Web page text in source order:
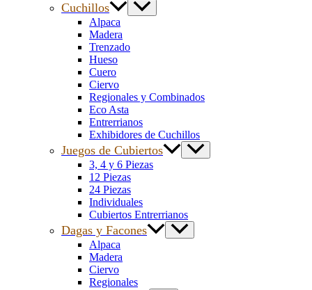
Cuchillos
Alpaca
Madera
Trenzado
Hueso
Cuero
Ciervo
Regionales y Combinados
Eco Asta
Entrerrianos
Exhibidores de Cuchillos
Juegos de Cubiertos
3, 4 y 6 Piezas
12 Piezas
24 Piezas
Individuales
Cubiertos Entrerrianos
Dagas y Facones
Alpaca
Madera
Ciervo
Regionales